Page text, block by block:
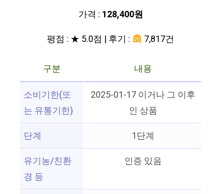
가격 : 128,400원
평점 : ★ 5.0점 | 후기 :
7,817건
구분
내용
소비기한(또
는 유통기한)
2025-01-17 이거나 그 이후
인 상품
단계
1단계
유기농/친환
경 등
인증 있음